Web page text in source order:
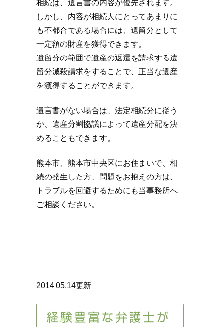
相続は、遺言書の内容が優先されます。
しかし、内容が相続人にとってあまりに
も不都合である場合には、遺留分として
一定額の財産を獲得できます。
遺留分の範囲で遺産の返還を請求する遺
留分減殺請求をすることで、正当な遺産
を獲得することができます。
遺言書がない場合は、法定相続分に従う
か、遺産分割協議によって遺産分配を決
めることもできます。
熊本市、熊本市中央区にお住まいで、相
続の発生した方、問題をお抱えの方は、
トラブルを回避するためにも当事務所へ
ご相談ください。
2014.05.14更新
経験豊富な弁護士が